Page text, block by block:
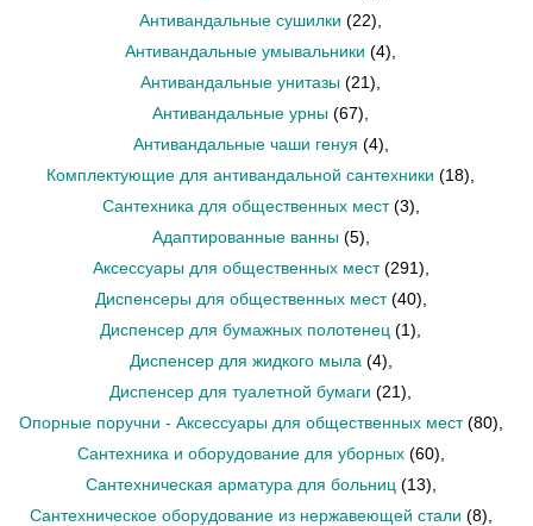
Антивандальные сушилки (22)
Антивандальные умывальники (4)
Антивандальные унитазы (21)
Антивандальные урны (67)
Антивандальные чаши генуя (4)
Комплектующие для антивандальной сантехники (18)
Сантехника для общественных мест (3)
Адаптированные ванны (5)
Аксессуары для общественных мест (291)
Диспенсеры для общественных мест (40)
Диспенсер для бумажных полотенец (1)
Диспенсер для жидкого мыла (4)
Диспенсер для туалетной бумаги (21)
Опорные поручни - Аксессуары для общественных мест (80)
Сантехника и оборудование для уборных (60)
Сантехническая арматура для больниц (13)
Сантехническое оборудование из нержавеющей стали (8)